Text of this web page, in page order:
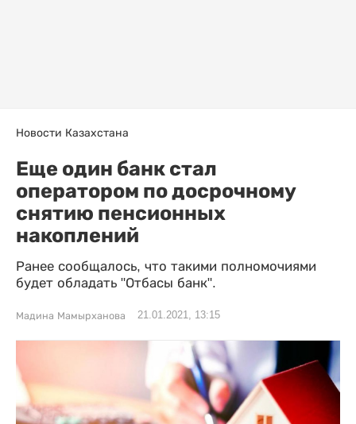
Новости Казахстана
Еще один банк стал
оператором по досрочному
снятию пенсионных
накоплений
Ранее сообщалось, что такими полномочиями
будет обладать "Отбасы банк".
Мадина Мамырханова 21.01.2021, 13:15